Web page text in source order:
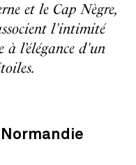
et le Cap Nègre,
l'intimité
l’élégance d'un